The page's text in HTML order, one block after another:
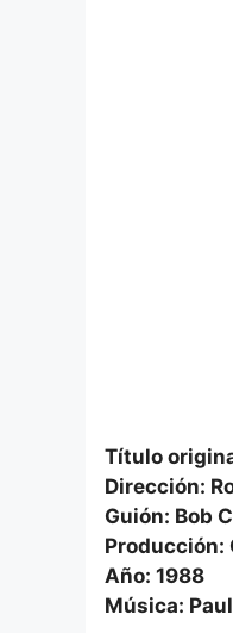
Título
Dirección:
Guión: Bob
Producción:
Año: 1988
Música: